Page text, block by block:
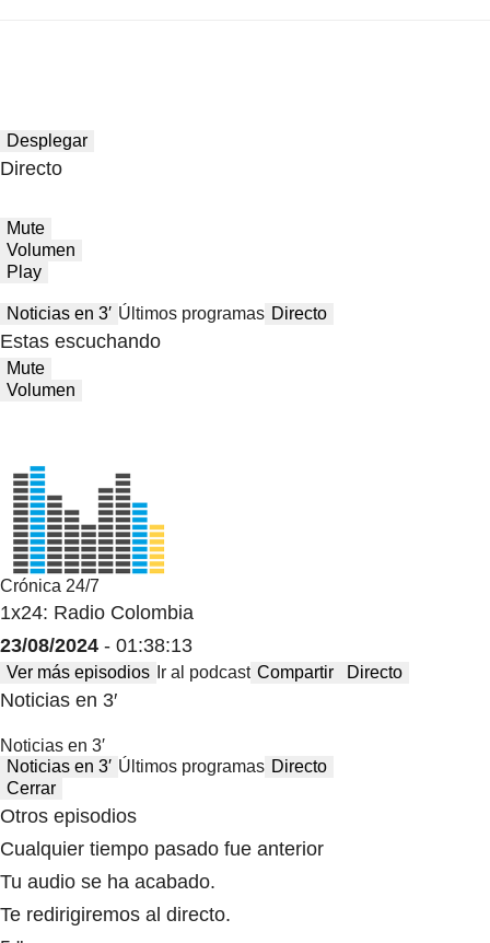
Desplegar
Directo
Mute
Volumen
Play
Noticias en 3′ Últimos programas Directo
Estas escuchando
Mute
Volumen
Crónica 24/7
1x24: Radio Colombia
23/08/2024 - 01:38:13
Ver más episodios Ir al podcast Compartir Directo
Noticias en 3′
Noticias en 3′
Noticias en 3′ Últimos programas Directo
Cerrar
Otros episodios
Cualquier tiempo pasado fue anterior
Tu audio se ha acabado.
Te redirigiremos al directo.